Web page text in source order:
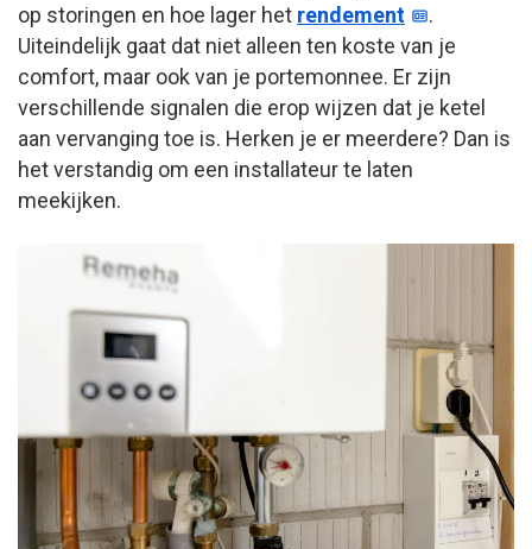
op storingen en hoe lager het rendement
.
Uiteindelijk gaat dat niet alleen ten koste van je
comfort, maar ook van je portemonnee. Er zijn
verschillende signalen die erop wijzen dat je ketel
aan vervanging toe is. Herken je er meerdere? Dan is
het verstandig om een installateur te laten
meekijken.